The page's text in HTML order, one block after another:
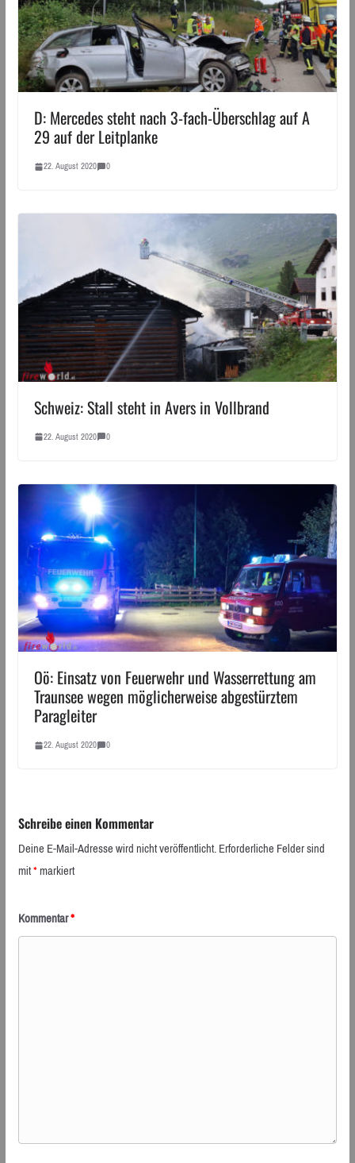
D: Mercedes steht nach 3-fach-Überschlag auf A
29 auf der Leitplanke
22. August 2020 0
Schweiz: Stall steht in Avers in Vollbrand
22. August 2020 0
Oö: Einsatz von Feuerwehr und Wasserrettung am
Traunsee wegen möglicherweise abgestürztem
Paragleiter
22. August 2020 0
Schreibe einen Kommentar
Deine E-Mail-Adresse wird nicht veröffentlicht.Erforderliche Felder sind
mit*markiert
Kommentar*